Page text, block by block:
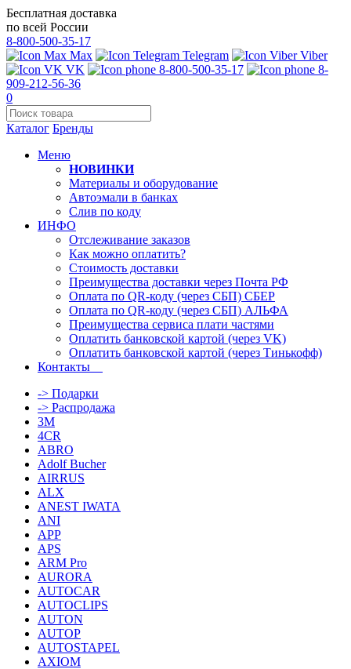
Бесплатная доставка
по всей России
8-800-500-35-17
Max
Telegram
Viber
VK
8-800-500-35-17
8-
909-212-56-36
0
Каталог Бренды
Меню
НОВИНКИ
Материалы и оборудование
Автоэмали в банках
Слив по коду
ИНФО
Отслеживание заказов
Как можно оплатить?
Стоимость доставки
Преимущества доставки через Почта РФ
Оплата по QR-коду (через СБП) СБЕР
Оплата по QR-коду (через СБП) АЛЬФА
Преимущества сервиса плати частями
Оплатить банковской картой (через VK)
Оплатить банковской картой (через Тинькофф)
Контакты
-> Подарки
-> Распродажа
3M
4CR
ABRO
Adolf Bucher
AIRRUS
ALX
ANEST IWATA
ANI
APP
APS
ARM Pro
AURORA
AUTOCAR
AUTOCLIPS
AUTON
AUTOP
AUTOSTAPEL
AXIOM